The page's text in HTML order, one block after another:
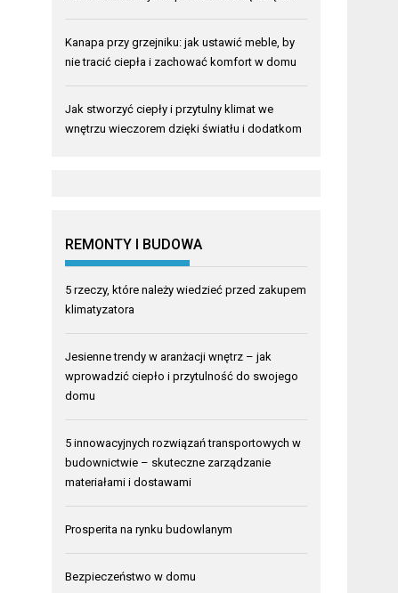
Kanapa przy grzejniku: jak ustawić meble, by
nie tracić ciepła i zachować komfort w domu
Jak stworzyć ciepły i przytulny klimat we
wnętrzu wieczorem dzięki światłu i dodatkom
REMONTY I BUDOWA
5 rzeczy, które należy wiedzieć przed zakupem
klimatyzatora
Jesienne trendy w aranżacji wnętrz – jak
wprowadzić ciepło i przytulność do swojego
domu
5 innowacyjnych rozwiązań transportowych w
budownictwie – skuteczne zarządzanie
materiałami i dostawami
Prosperita na rynku budowlanym
Bezpieczeństwo w domu